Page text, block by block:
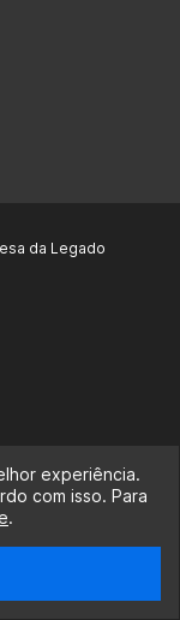
da Legado
experiência.
com isso. Para
.